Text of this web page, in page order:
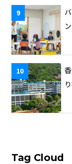
Tag Cloud